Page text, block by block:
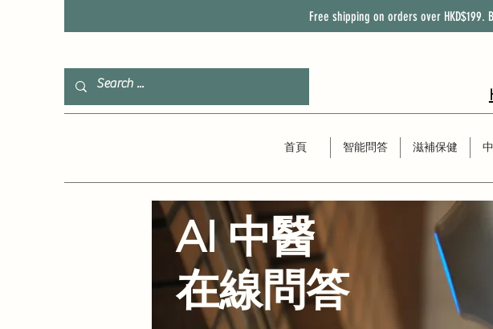
Free shipping on orders over HKD$199.
首頁 智能問答 滋補保健
AI 中醫
​在線問答